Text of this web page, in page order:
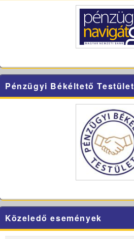
Pénzügyi Békéltető Testület
Közeledő események